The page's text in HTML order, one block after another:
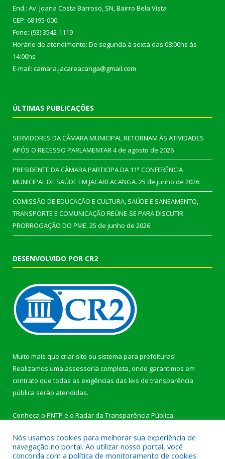
End.: Av. Joana Costa Barroso, SN, Bairro Bela Vista
CEP: 68195-000
Fone: (93) 3542-1119
Horário de atendimento: De segunda à sexta das 08:00hs às
14:00hs
E-mail: camara.jacareacanga@gmail.com
ÚLTIMAS PUBLICAÇÕES
SERVIDORES DA CÂMARA MUNICIPAL RETORNAM ÀS ATIVIDADES
APÓS O RECESSO PARLAMENTAR4 de agosto de 2026
PRESIDENTE DA CÂMARA PARTICIPA DA 11ª CONFERÊNCIA
MUNICIPAL DE SAÚDE EM JACAREACANGA. 25 de junho de 2026
COMISSÃO DE EDUCAÇÃO E CULTURA, SAÚDE E SANEAMENTO,
TRANSPORTE E COMUNICAÇÃO REÚNE-SE PARA DISCUTIR
PRORROGAÇÃO DO PME. 25 de junho de 2026
DESENVOLVIDO POR CR2
Muito mais que criar site ou sistema para prefeituras!
Realizamos uma assessoria completa, onde garantimos em
contrato que todas as exigências das leis de transparência
pública serão atendidas.
Conheça o PNTP e o Radar da Transparência Pública
Nós usamos cookies para melhorar sua experiência de
navegação no portal. Ao utilizar nosso portal, você
concorda com a política de monitoramento de cookies.